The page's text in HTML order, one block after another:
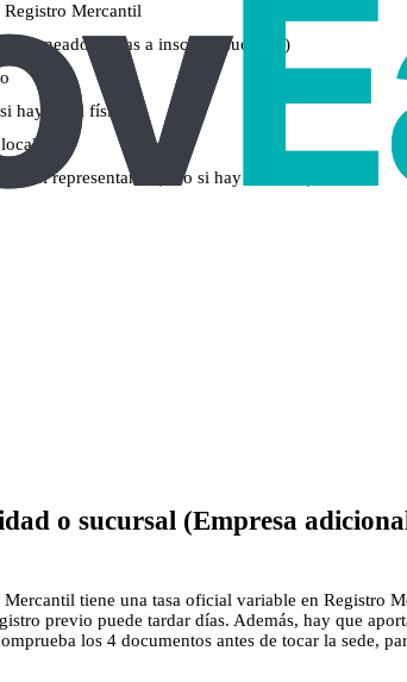
Mercantil
escaneado, si vas a inscribir sucursal)
hay local físico)
del representante (solo si hay sucursal)
o sucursal (Empresa
tiene una tasa oficial variable en Registro
previo puede tardar días. Además, hay que
los 4 documentos antes de tocar la sede,